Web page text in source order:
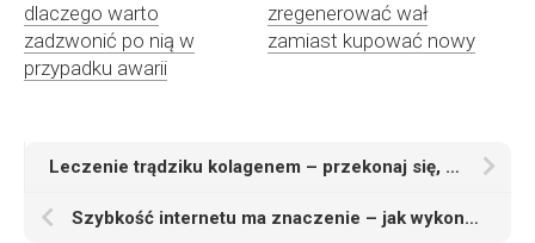
dlaczego warto
zadzwonić po nią w
przypadku awarii
zregenerować wał
zamiast kupować nowy
Leczenie trądziku kolagenem – przekonaj się, co kupić
Szybkość internetu ma znaczenie – jak wykonać test prędkości?